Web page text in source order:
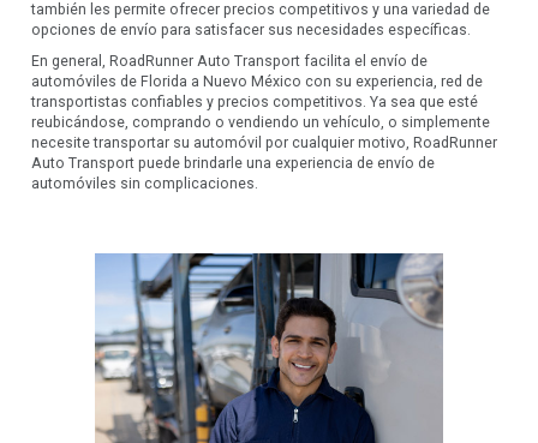
también les permite ofrecer precios competitivos y una variedad de
opciones de envío para satisfacer sus necesidades específicas.
En general, RoadRunner Auto Transport facilita el envío de
automóviles de Florida a Nuevo México con su experiencia, red de
transportistas confiables y precios competitivos. Ya sea que esté
reubicándose, comprando o vendiendo un vehículo, o simplemente
necesite transportar su automóvil por cualquier motivo, RoadRunner
Auto Transport puede brindarle una experiencia de envío de
automóviles sin complicaciones.